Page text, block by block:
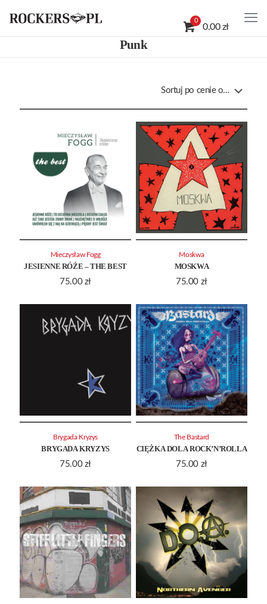
0
0.00 zł
Punk
JESIENNE RÓŻE – THE BEST
75.00 zł
Mieczysław Fogg
MOSKWA
75.00 zł
Moskwa
BRYGADA KRYZYS
75.00 zł
Brygada Kryzys
CIĘŻKA DOLA ROCK’N’ROLLA
75.00 zł
The Bastard